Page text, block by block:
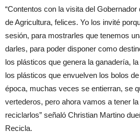
“Contentos con la visita del
de Agricultura, felices. Yo los invité
sesión, para mostrarles que tenemos
darles, para poder disponer como
los plásticos que genera la ganadería,
los plásticos que envuelven los bolos
época, muchas veces se entierran, se
vertederos, pero ahora vamos a tener
reciclarlos” señaló Christian Martino
Recicla.